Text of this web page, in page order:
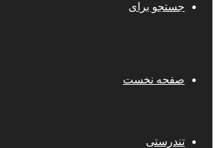
جستجو برای
صفحه نخست
تندرستی